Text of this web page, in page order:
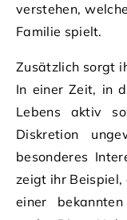
verstehen,
Familie spielt.
Zusätzlich sorgt
In einer Zeit, in
Lebens aktiv
Diskretion
besonderes
zeigt ihr Beispiel,
einer